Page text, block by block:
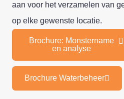
aan voor het verzamelen van
op elke gewenste locatie.
Brochure: Monstername
en analyse
Brochure Waterbeheer